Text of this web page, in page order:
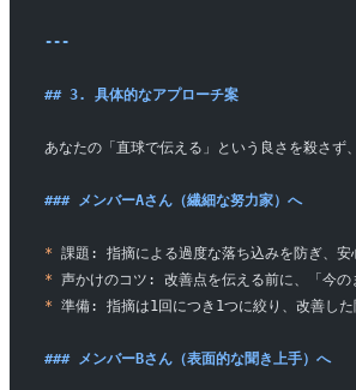
---
## 3. 具体的なアプローチ案
あなたの「直球で伝える」という良さを殺さ
### メンバーAさん（繊細な努力家）へ
* 課題: 指摘による過度な落ち込みを防ぎ、安
* 声かけのコツ: 改善点を伝える前に、「今の
* 準備: 指摘は1回につき1つに絞り、改善した
### メンバーBさん（表面的な聞き上手）へ